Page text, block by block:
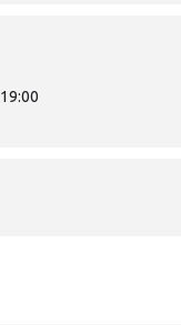
19:00